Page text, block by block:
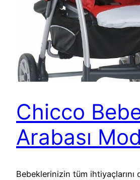
Chicco
Arabası
Bebeklerinizin tüm ihtiyaçlarını